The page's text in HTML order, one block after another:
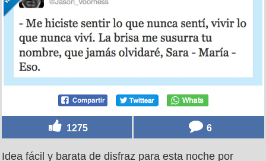
1275 6
Idea fácil y barata de disfraz para esta noche por